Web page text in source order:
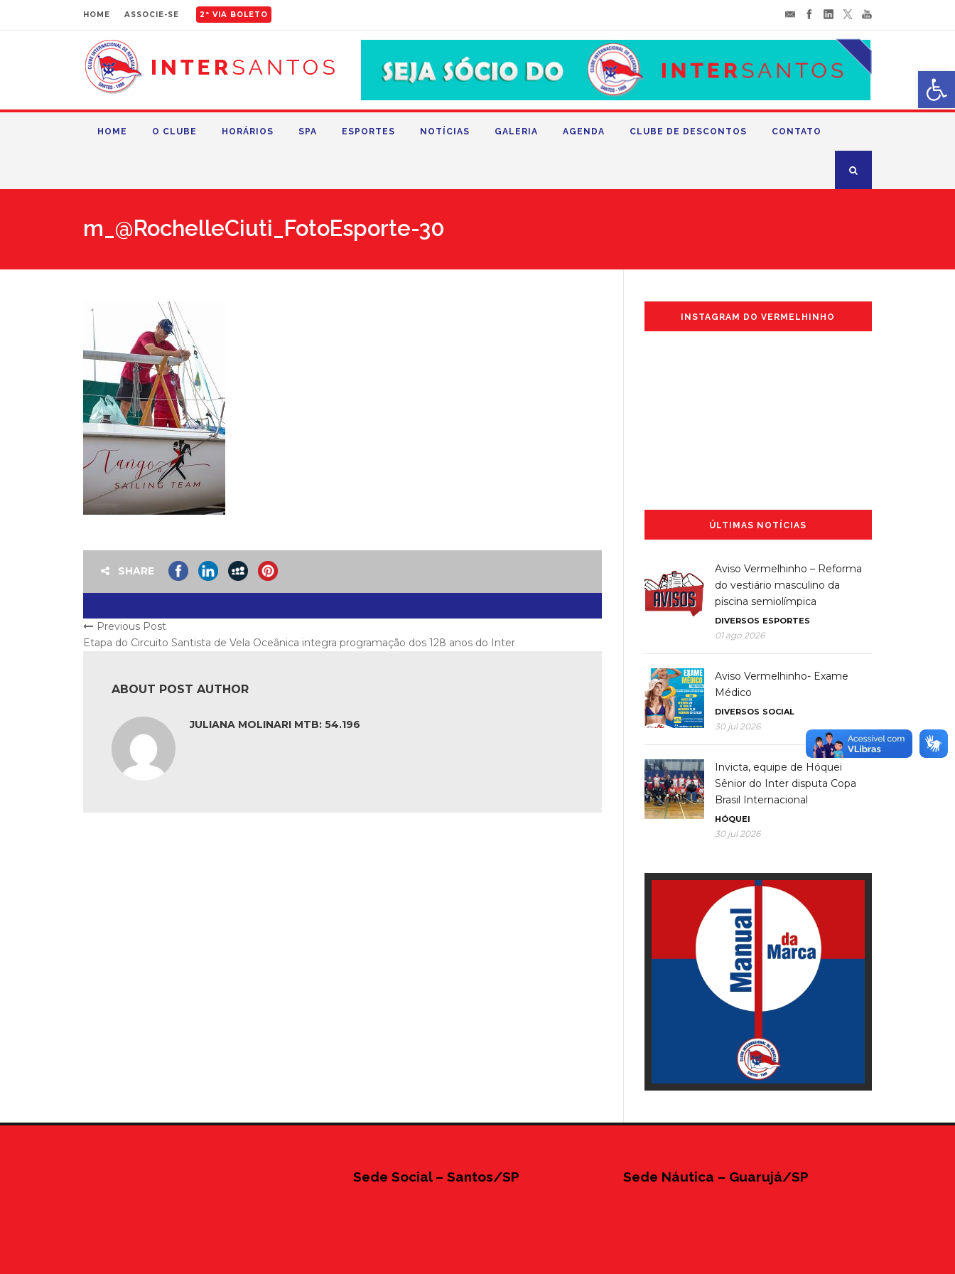
HOME ASSOCIE-SE 2ª VIA BOLETO
HOME O CLUBE HORÁRIOS SPA ESPORTES NOTÍCIAS GALERIA AGENDA CLUBE DE DESCONTOS CONTATO
m_@RochelleCiuti_FotoEsporte-30
SHARE
Previous Post
Etapa do Circuito Santista de Vela Oceânica integra programação dos 128 anos do Inter
ABOUT POST AUTHOR
JULIANA MOLINARI MTB: 54.196
INSTAGRAM DO VERMELHINHO
ÚLTIMAS NOTÍCIAS
Aviso Vermelhinho – Reforma
do vestiário masculino da
piscina semiolímpica
DIVERSOS ESPORTES
01 ago 2026
Aviso Vermelhinho- Exame
Médico
DIVERSOS SOCIAL
30 jul 2026
Invicta, equipe de Hóquei
Sênior do Inter disputa Copa
Brasil Internacional
HÓQUEI
30 jul 2026
Sede Social – Santos/SP Sede Náutica – Guarujá/SP
Abrir